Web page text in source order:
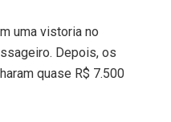
uma vistoria no
Depois, os
quase R$ 7.500